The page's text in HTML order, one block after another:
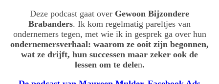
Deze podcast gaat over Gewoon Bijzondere
Brabanders. Ik kom regelmatig pareltjes van
ondernemers tegen, met wie ik in gesprek ga over hun
ondernemersverhaal: waarom ze ooit zijn begonnen,
wat ze drijft, hun successen maar zeker ook de
lessen om te delen.